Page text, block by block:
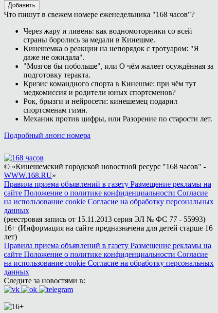
Добавить
Что пишут в свежем номере еженедельника "168 часов"?
Через жару и ливень: как водномоторники со всей
страны боролись за медали в Кинешме.
Кинешемка о реакции на непорядок с тротуаром: "Я
даже не ожидала".
"Мозгов бы побольше", или О чём жалеет осуждённая за
подготовку теракта.
Кризис командного спорта в Кинешме: при чём тут
медкомиссия и родители юных спортсменов?
Рок, брызги и нейросети: кинешемец подарил
спортсменам гимн.
Механик против цифры, или Разорение по старости лет.
Подробный анонс номера
© «Кинешемский городской новостной ресурс "168 часов" -
WWW.168.RU»
Правила приема объявлений в газету Размещение рекламы на
сайте Положение о политике конфиденциальности Согласие
на использование cookie Согласие на обработку персональных
данных
(реестровая запись от 15.11.2013 серия ЭЛ № ФС 77 - 55993)
16+ (Информация на сайте предназначена для детей старше 16
лет)
Правила приема объявлений в газету Размещение рекламы на
сайте Положение о политике конфиденциальности Согласие
на использование cookie Согласие на обработку персональных
данных
Следите за новостями в: